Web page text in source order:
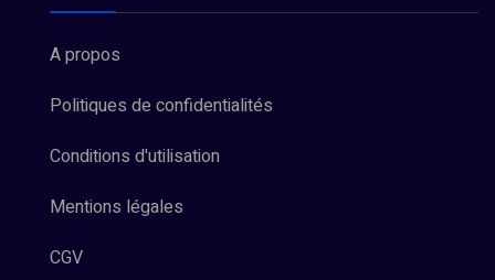
A propos
Politiques de confidentialités
Conditions d'utilisation
Mentions légales
CGV